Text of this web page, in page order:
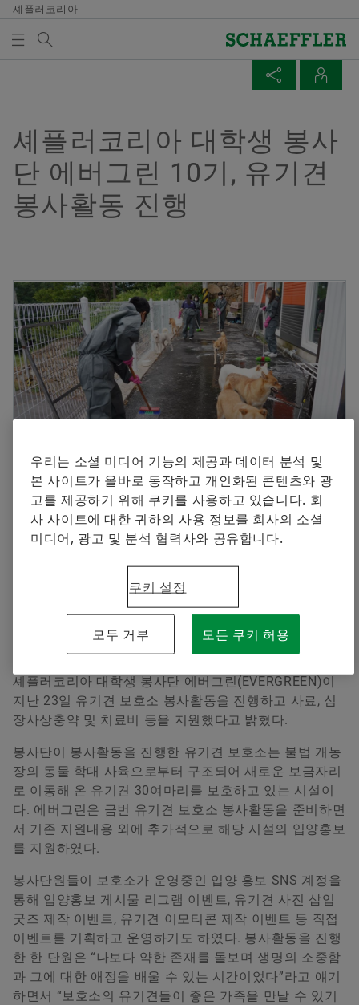
셰플러코리아
회사
연혁
품질과 환경
판매
그룹
셰플러에 오신 것을 환영합니다.
제품과 솔루션
E-Mobility
Powertrain & Chassis
Bearings & Industrial Solutions
디지털 제품
브랜드 보호
Special Machinery
인재 채용
채용정보 검색
자기 개발
종사자
훈련 기관
미디어
보도 자료
미디어 콘텐츠
소셜 뉴스
날짜와 이벤트
Facebook
LinkedIn
Twitter
Yujeong Min
Manager, Communication and Branding Schaeffler
Korea
info.kr@schaeffler.com
Younsun Joo
Communication and Branding Schaeffler Korea
+82 2 311 3070
info.kr@schaeffler.com
미디어 장바구니에 품목이 없습니다. 새 엘리먼트 버튼
을 추가할 때 사용:
매체 수집
실 수 있습니다. 각 매체의 최대 주문 수량은
20개입니다. 무료 구입한 재료를 판매하는 것
은 허용되지 않습니다.
지금 주문하기
셰플러코리아 대학생 봉사
단 에버그린 10기, 유기견
봉사활동 진행
2022-07-25 | Seoul
유기견 입양 홍보 위한 유기견 이모티콘·굿즈 제작 봉
발대 이후 두 번째 봉사활동… 9월까지 총 3개월간 봉
2022년 7월 25일 | 자동차 및 산업기계용 정밀 부품과 시
셰플러코리아 대학생 봉사단 에버그린(EVERGREEN)이
지난 23일 유기견 보호소 봉사활동을 진행하고 사료, 심
장사상충약 및 치료비 등을 지원했다고 밝혔다.
봉사단이 봉사활동을 진행한 유기견 보호소는 불법 개농
장의 동물 학대 사육으로부터 구조되어 새로운 보금자리
로 이동해 온 유기견 30여마리를 보호하고 있는 시설이
다. 에버그린은 금번 유기견 보호소 봉사활동을 준비하면
서 기존 지원내용 외에 추가적으로 해당 시설의 입양홍보
를 지원하였다.
봉사단원들이 보호소가 운영중인 입양 홍보 SNS 계정을
통해 입양홍보 게시물 리그램 이벤트, 유기견 사진 삽입
굿즈 제작 이벤트, 유기견 이모티콘 제작 이벤트 등 직접
이벤트를 기획하고 운영하기도 하였다. 봉사활동을 진행
한 한 단원은 “나보다 약한 존재를 돌보며 생명의 소중함
과 그에 대한 애정을 배울 수 있는 시간이었다”라고 얘기
하면서 “보호소의 유기견들이 좋은 가족을 만날 수 있기
우리는 소셜 미디어 기능의 제공과 데이터 분석 및
본 사이트가 올바로 동작하고 개인화된 콘텐츠와 광
고를 제공하기 위해 쿠키를 사용하고 있습니다. 회
사 사이트에 대한 귀하의 사용 정보를 회사의 소셜
미디어, 광고 및 분석 협력사와 공유합니다.
쿠키 설정
모두 거부 모든 쿠키 허용